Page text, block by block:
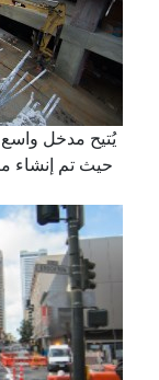
يُتيح مدخل
حيث تم إنشاء